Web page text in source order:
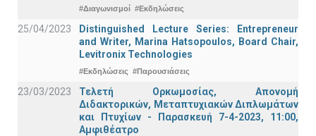
#Διαγωνισμοί #Εκδηλώσεις
25/04/2023
Distinguished Lecture Series: Entrepreneur
and Writer, Marina Hatsopoulos, Board Chair,
Levitronix Technologies
#Εκδηλώσεις #Παρουσιάσεις
23/03/2023
Τελετή Ορκωμοσίας, Απονομή
Διδακτορικών, Μεταπτυχιακών Διπλωμάτων
και Πτυχίων - Παρασκευή 7-4-2023, 11:00,
Αμφιθέατρο